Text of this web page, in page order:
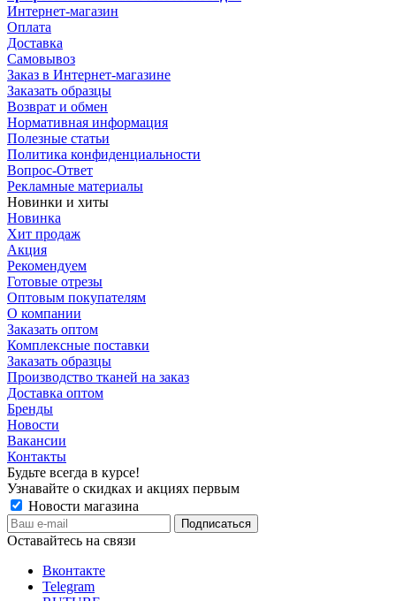
Интернет-магазин
Оплата
Доставка
Самовывоз
Заказ в Интернет-магазине
Заказать образцы
Возврат и обмен
Нормативная информация
Полезные статьи
Политика конфиденциальности
Вопрос-Ответ
Рекламные материалы
Новинки и хиты
Новинка
Хит продаж
Акция
Рекомендуем
Готовые отрезы
Оптовым покупателям
О компании
Заказать оптом
Комплексные поставки
Заказать образцы
Производство тканей на заказ
Доставка оптом
Бренды
Новости
Вакансии
Контакты
Будьте всегда в курсе!
Узнавайте о скидках и акциях первым
Новости магазина
Оставайтесь на связи
Вконтакте
Telegram